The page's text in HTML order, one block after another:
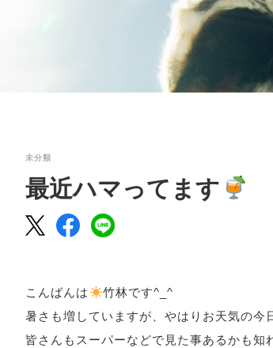
未分類
最近ハマってます
こんばんは 竹林です^_^
暑さも増していますが、やはりお天気の今
皆さんもスーパーなどで見た事あるかも知